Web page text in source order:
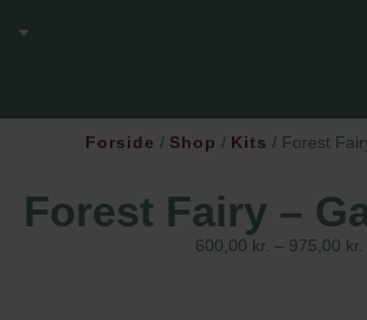
Forside / Shop / Kits / Forest
Forest Fairy –
600,00 kr. – 975,00 kr.